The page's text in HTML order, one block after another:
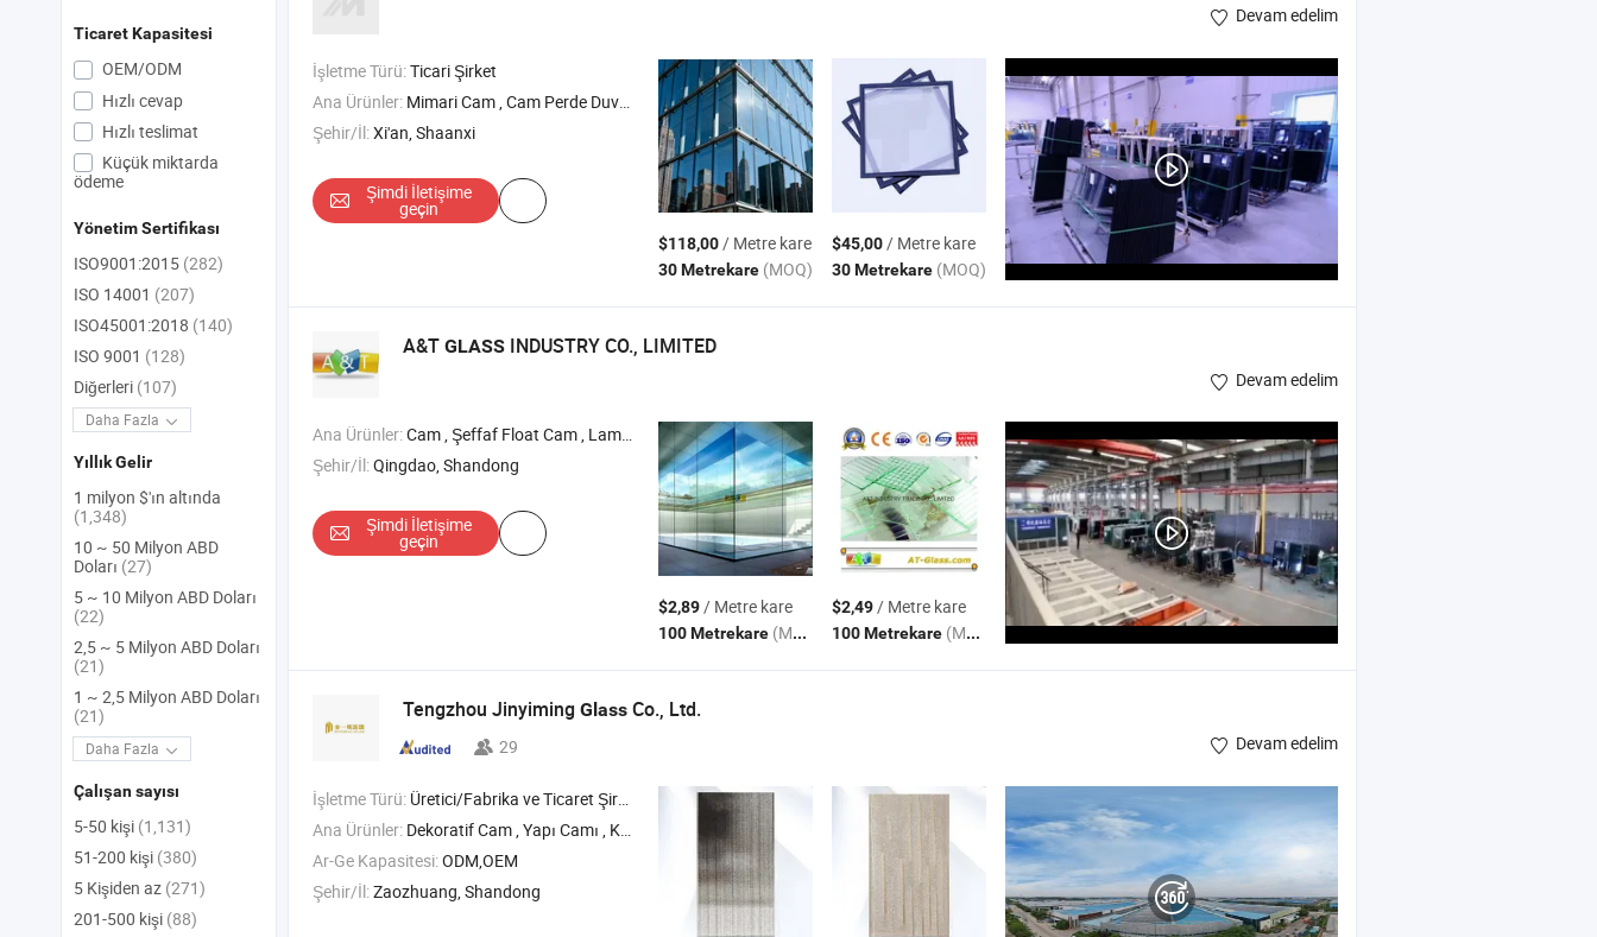
Devam edelim
İşletme Türü:Ticari Şirket
Ana Ürünler: Mimari Cam , Cam Perde Duvar , Alüminyum Kapı ve Pencere
Şehir/İl:Xi'an, Shaanxi
Şimdi İletişime
geçin
$118,00/ Metre kare
30 Metrekare (MOQ)
$45,00/ Metre kare
30 Metrekare (MOQ)
A&T GLASS INDUSTRY CO., LIMITED
Devam edelim
Ana Ürünler:Cam , Şeffaf Float Cam , Laminat Cam , Temperli Cam , Renkli Float Cam
Şehir/İl:Qingdao, Shandong
Şimdi İletişime
geçin
$2,89/ Metre kare
100 Metrekare (MOQ)
$2,49/ Metre kare
100 Metrekare (MOQ)
Tengzhou Jinyiming Glass Co., Ltd.
29 Devam edelim
İşletme Türü: Üretici/Fabrika ve Ticaret Şirketi
Ana Ürünler: Dekoratif Cam , Yapı Camı , Kapı Camı , Pencere Camı , Asit Aşındırılmış Cam
Ar-Ge Kapasitesi:ODM,OEM
Şehir/İl:Zaozhuang, Shandong
Ticaret Kapasitesi
OEM/ODM
Hızlı cevap
Hızlı teslimat
Küçük miktarda
ödeme
Yönetim Sertifikası
ISO9001:2015 (282)
ISO 14001 (207)
ISO45001:2018 (140)
ISO 9001 (128)
Diğerleri (107)
Daha Fazla
Yıllık Gelir
1 milyon $'ın altında
(1,348)
10 ~ 50 Milyon ABD
Doları (27)
5 ~ 10 Milyon ABD Doları
(22)
2,5 ~ 5 Milyon ABD Doları
(21)
1 ~ 2,5 Milyon ABD Doları
(21)
Daha Fazla
Çalışan sayısı
5-50 kişi (1,131)
51-200 kişi (380)
5 Kişiden az (271)
201-500 kişi (88)